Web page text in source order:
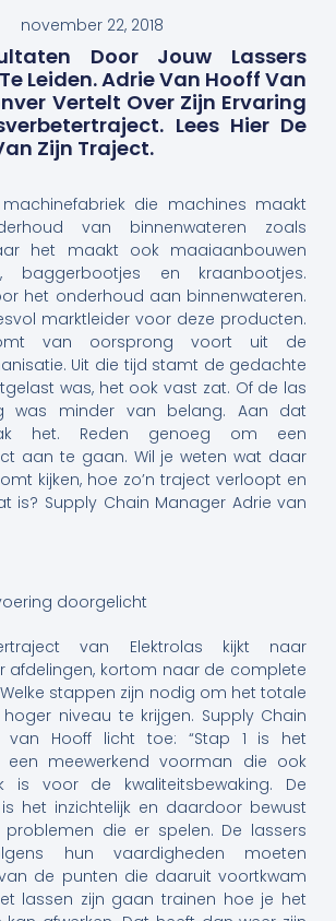
november 22, 2018
Door Jouw Lassers
Leiden. Adrie Van Hooff Van
Vertelt Over Zijn Ervaring
Lees Hier De
Zijn Traject.
die machines maakt
van binnenwateren zoals
het maakt ook maaiaanbouwen
baggerbootjes en kraanbootjes.
het onderhoud aan binnenwateren.
marktleider voor deze producten.
van oorsprong voort uit de
Uit die tijd stamt de gedachte
was, het ook vast zat. Of de las
was minder van belang. Aan dat
het. Reden genoeg om een
aan te gaan. Wil je weten wat daar
kijken, hoe zo’n traject verloopt en
is? Supply Chain Manager Adrie van
doorgelicht
van Elektrolas kijkt naar
afdelingen, kortom naar de complete
stappen zijn nodig om het totale
niveau te krijgen. Supply Chain
van Hooff licht toe: “Stap 1 is het
een meewerkend voorman die ook
is voor de kwaliteitsbewaking. De
het inzichtelijk en daardoor bewust
die er spelen. De lassers
hun vaardigheden moeten
de punten die daaruit voortkwam
lassen zijn gaan trainen hoe je het